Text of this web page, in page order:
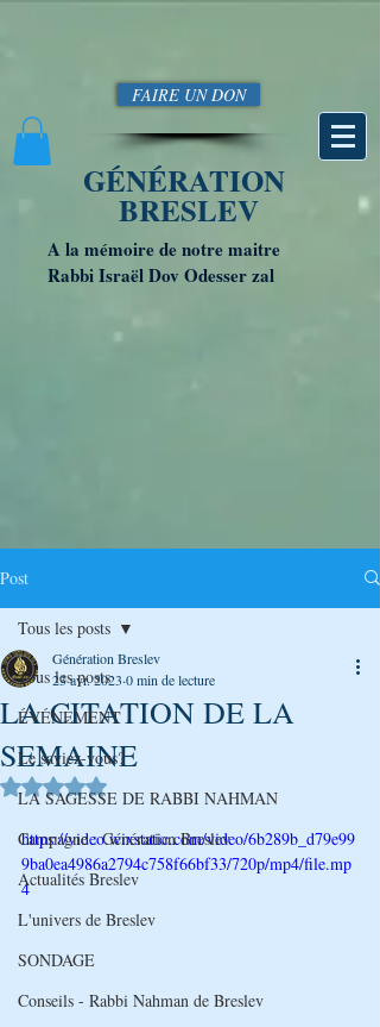
FAIRE UN DON
GÉNÉRATION
BRESLEV
A la mémoire de notre maitre
Rabbi Israël Dov Odesser zal
Post
Tous les posts
ÉVÉNEMENT
Le saviez-vous?
LA SAGESSE DE RABBI NAHMAN
Campagne : Génération Breslev
Actualités Breslev
L'univers de Breslev
SONDAGE
Conseils - Rabbi Nahman de Breslev
Tous les posts
LA CITATION DE LA
SEMAINE
Génération Breslev
23 avr. 2023 0 min de lecture
Noté NaN étoiles sur 5.
https://video.wixstatic.com/video/6b289b_d79e99
9ba0ea4986a2794c758f66bf33/720p/mp4/file.mp
4